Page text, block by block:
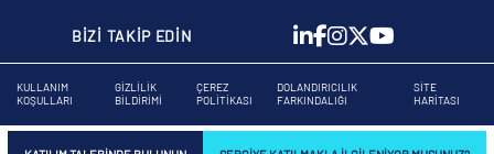
BİZİ TAKİP EDİN
KULLANIM
KOŞULLARI
GIZLILIK
BILDIRIMI
ÇEREZ
POLITIKASI
DOLANDIRICILIK
FARKINDALIĞI
SITE
HARITASI